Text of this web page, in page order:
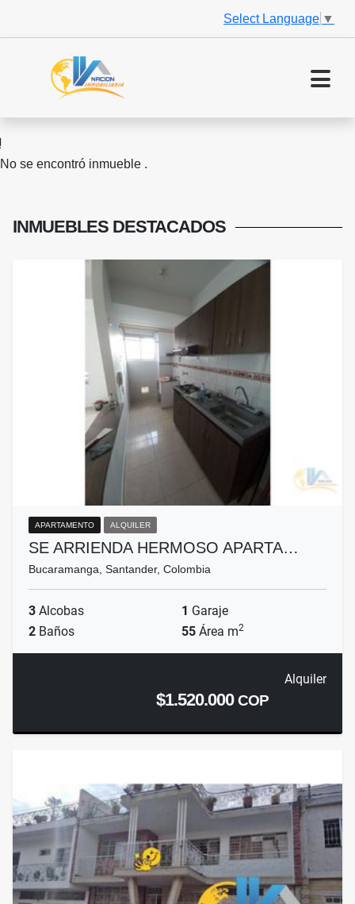
Select Language ▼
No se encontró inmueble .
INMUEBLES DESTACADOS
APARTAMENTO ALQUILER
SE ARRIENDA HERMOSO APARTA…
Bucaramanga, Santander, Colombia
3 Alcobas 1 Garaje
2 Baños 55 Área m2
Alquiler
$1.520.000COP